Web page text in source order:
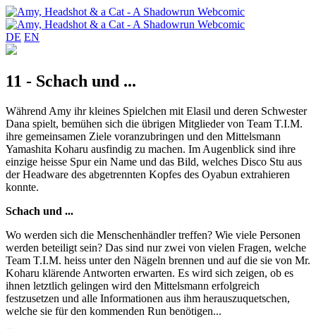
DE EN
11 - Schach und ...
Während Amy ihr kleines Spielchen mit Elasil und deren Schwester
Dana spielt, bemühen sich die übrigen Mitglieder von Team T.I.M.
ihre gemeinsamen Ziele voranzubringen und den Mittelsmann
Yamashita Koharu ausfindig zu machen. Im Augenblick sind ihre
einzige heisse Spur ein Name und das Bild, welches Disco Stu aus
der Headware des abgetrennten Kopfes des Oyabun extrahieren
konnte.
Schach und ...
Wo werden sich die Menschenhändler treffen? Wie viele Personen
werden beteiligt sein? Das sind nur zwei von vielen Fragen, welche
Team T.I.M. heiss unter den Nägeln brennen und auf die sie von Mr.
Koharu klärende Antworten erwarten. Es wird sich zeigen, ob es
ihnen letztlich gelingen wird den Mittelsmann erfolgreich
festzusetzen und alle Informationen aus ihm herauszuquetschen,
welche sie für den kommenden Run benötigen...